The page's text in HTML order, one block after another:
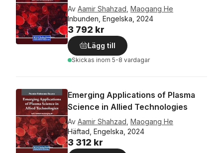
Av Aamir Shahzad Maogang He
Inbunden, Engelska, 2024
3 792 kr
Lägg till
Skickas inom 5-8 vardagar
Emerging Applications of Plasma
Science in Allied Technologies
Av Aamir Shahzad Maogang He
Häftad, Engelska, 2024
3 312 kr